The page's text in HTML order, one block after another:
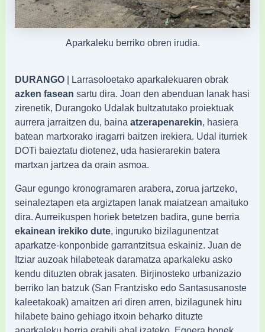
Aparkaleku berriko obren irudia.
DURANGO | Larrasoloetako aparkalekuaren obrak
azken fasean sartu dira. Joan den abenduan lanak hasi
zirenetik, Durangoko Udalak bultzatutako proiektuak
aurrera jarraitzen du, bainaatzerapenarekin, hasiera
batean martxorako iragarri baitzen irekiera. Udal iturriek
DOTi baieztatu diotenez, uda hasierarekin batera
martxan jartzea da orain asmoa.
Gaur egungo kronogramaren arabera, zorua jartzeko,
seinaleztapen eta argiztapen lanak maiatzean amaituko
dira. Aurreikuspen horiek betetzen badira, gune berria
ekainean irekiko dute, inguruko bizilagunentzat
aparkatze-konponbide garrantzitsua eskainiz. Juan de
Itziar auzoak hilabeteak daramatza aparkaleku asko
kendu dituzten obrak jasaten. Birjinosteko urbanizazio
berriko lan batzuk (San Frantzisko edo Santasusanoste
kaleetakoak) amaitzen ari diren arren, bizilagunek hiru
hilabete baino gehiago itxoin beharko dituzte